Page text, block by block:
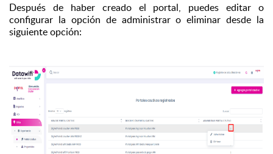
Después de haber creado el portal, puedes editar o
configurar la opción de administrar o eliminar desde la
siguiente opción: